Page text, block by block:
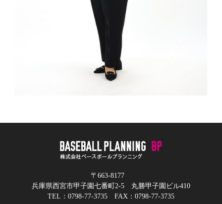
〒663-8177
兵庫県西宮市甲子園七番町2-5 丸勝甲子園ビル410
TEL：0798-77-3735 FAX：0798-77-3735